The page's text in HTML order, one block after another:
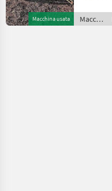
Macchina usata
Macchine
edili /